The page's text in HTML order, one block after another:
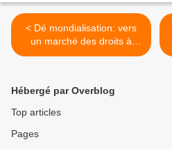
< Dé mondialisation: vers
un marché des droits à
importer?
Hébergé par Overblog
Top articles
Pages